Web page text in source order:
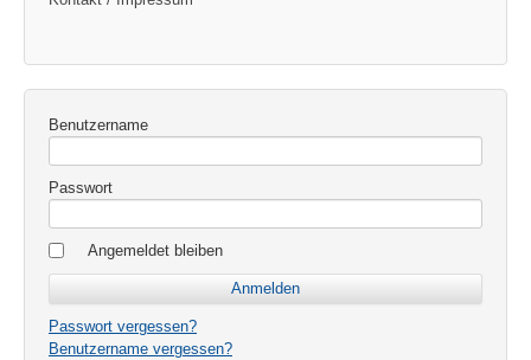
Benutzername
Passwort
Angemeldet bleiben
Passwort vergessen?
Benutzername vergessen?